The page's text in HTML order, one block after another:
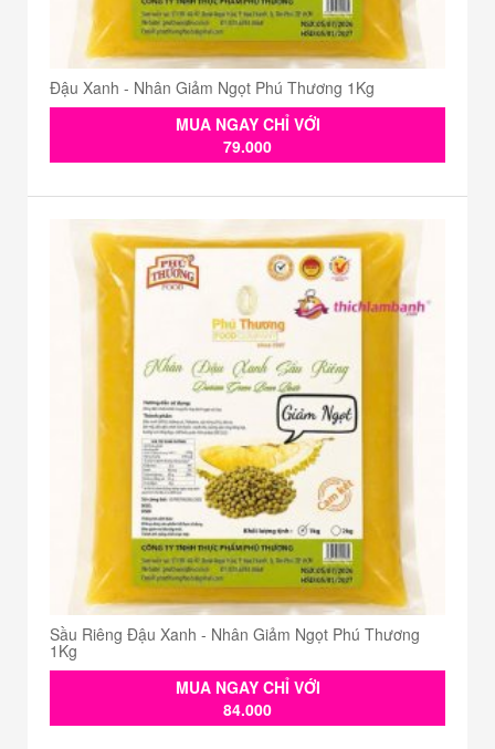
Đậu Xanh - Nhân Giảm Ngọt Phú Thương 1Kg
MUA NGAY CHỈ VỚI
79.000
Sầu Riêng Đậu Xanh - Nhân Giảm Ngọt Phú Thương
1Kg
MUA NGAY CHỈ VỚI
84.000